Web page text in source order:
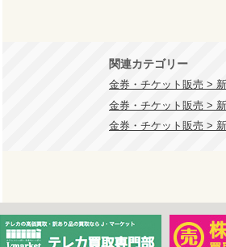
関連カテゴリー
金券・チケット販売 >
金券・チケット販売 >
金券・チケット販売 >